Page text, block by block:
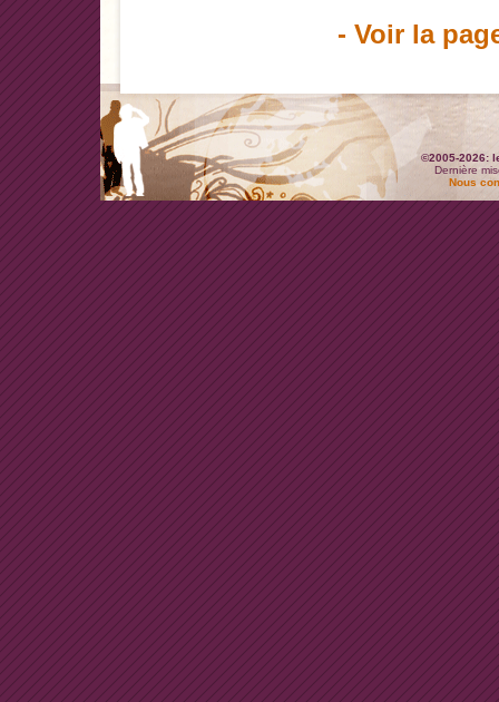
- Voir la
©2005-2026:
Dernière
Nous